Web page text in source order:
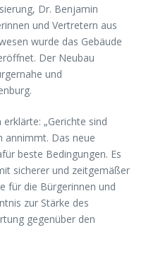
Dr. Benjamin
und Vertretern aus
wurde das Gebäude
Der Neubau
und
„Gerichte sind
annimmt. Das neue
beste Bedingungen. Es
sicherer und zeitgemäßer
für die Bürgerinnen und
zur Stärke des
gegenüber den